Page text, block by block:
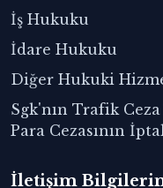
İş Hukuku
İdare Hukuku
Diğer Hukuki
Sgk'nın Trafik
Para Cezasının
İletişim